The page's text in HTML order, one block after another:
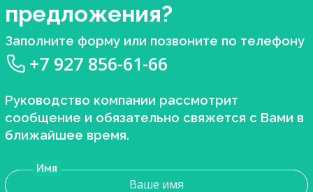
предложения?
Заполните форму или позвоните по телефону
+7 927 856-61-66
Руководство компании рассмотрит
сообщение и обязательно свяжется с Вами в
ближайшее время.
Имя